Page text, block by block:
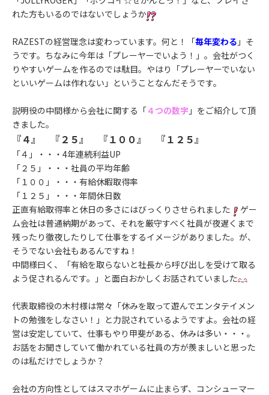
れた方もいるのではないでしょうか
RAZESTの経営理念は変わっています。何と！「毎年変わる 」そ
うです。ちなみに今年は「プレーヤーでいよう！」。会社がつく
りやすいゲームを作るのでは駄目。やはり「プレーヤーでいない
といいゲームは作れない」ということなんだそうです。
説明役の中間様から会社に関する「４つの数字 」をご紹介して頂
きました。
『４』 『２５』 『１００』 『１２５』
「４」・・・4年連続利益UP
「２５」・・・社員の平均年齢
「１００」・・・有給休暇取得率
「１２５」・・・年間休日数
正直有給取得率と休日の多さにはびっくりさせられました
ゲー
ム会社は普通納期があって、それを厳守すべく社員が夜遅くまで
残ったり徹夜したりして仕事をするイメージがありました。が、
そうでない会社もあるんですね！
中間様曰く、「有給を取らないと社長から呼び出しを受けて取る
よう促されるんです。」と面白おかしくお話されていました
代表取締役の木村様は常々「休みを取って遊んでエンタテイメン
トの勉強をしなさい！」と力説されているようですよ。会社の経
営は安定していて、仕事もやり甲斐がある、休みは多い・・・。
お話をお聞きしていて働かれている社員の方が羨ましいと思った
のは私だけでしょうか？
会社の方向性としてはスマホゲームに止まらず、コンシューマー